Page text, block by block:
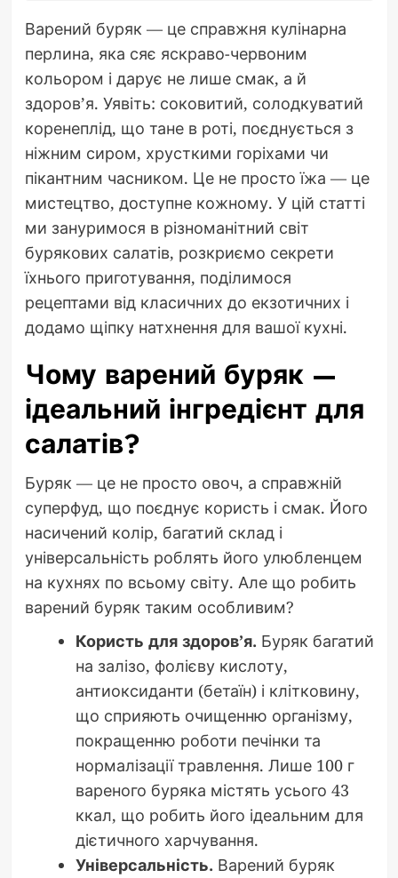
Варений буряк — це справжня кулінарна
перлина, яка сяє яскраво-червоним
кольором і дарує не лише смак, а й
здоров’я. Уявіть: соковитий, солодкуватий
коренеплід, що тане в роті, поєднується з
ніжним сиром, хрусткими горіхами чи
пікантним часником. Це не просто їжа — це
мистецтво, доступне кожному. У цій статті
ми зануримося в різноманітний світ
бурякових салатів, розкриємо секрети
їхнього приготування, поділимося
рецептами від класичних до екзотичних і
додамо щіпку натхнення для вашої кухні.
Чому варений буряк —
ідеальний інгредієнт для
салатів?
Буряк — це не просто овоч, а справжній
суперфуд, що поєднує користь і смак. Його
насичений колір, багатий склад і
універсальність роблять його улюбленцем
на кухнях по всьому світу. Але що робить
варений буряк таким особливим?
Користь для здоров’я. Буряк багатий
на залізо, фолієву кислоту,
антиоксиданти (бетаїн) і клітковину,
що сприяють очищенню організму,
покращенню роботи печінки та
нормалізації травлення. Лише 100 г
вареного буряка містять усього 43
ккал, що робить його ідеальним для
дієтичного харчування.
Універсальність. Варений буряк